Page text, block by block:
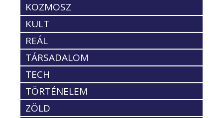
KOZMOSZ
KULT
REÁL
TÁRSADALOM
TECH
TÖRTÉNELEM
ZÖLD